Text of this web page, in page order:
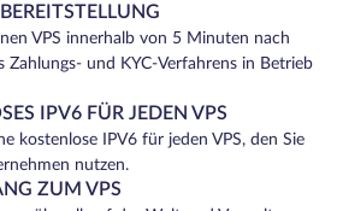
VPS innerhalb von 5 Minuten nach
Zahlungs- und KYC-Verfahrens in Betrieb
IPV6 FÜR JEDEN VPS
kostenlose IPV6 für jeden VPS, den Sie
nutzen.
ZUM VPS